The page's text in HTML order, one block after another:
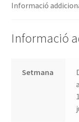
Informació
Informació
Setmana